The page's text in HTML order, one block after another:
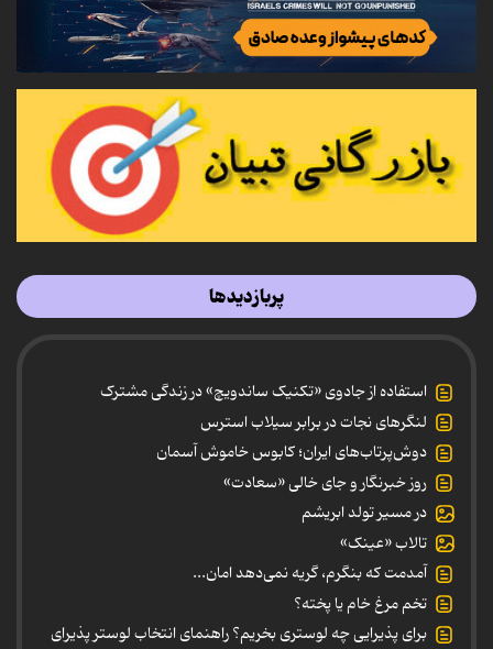
پربازدیدها
استفاده از جادوی «تکنیک ساندویچ» در زندگی مشترک
لنگرهای نجات در برابر سیلاب استرس
دوش‌پرتاب‌های ایران؛ کابوس خاموش آسمان
روز خبرنگار و جای خالی «سعادت»
در مسیر تولد ابریشم
تالاب «عینک»
آمدمت که بنگرم، گریه نمی‌دهد امان...
تخم مرغ خام یا پخته؟
برای پذیرایی چه لوستری بخریم؟ راهنمای انتخاب لوستر پذیرای